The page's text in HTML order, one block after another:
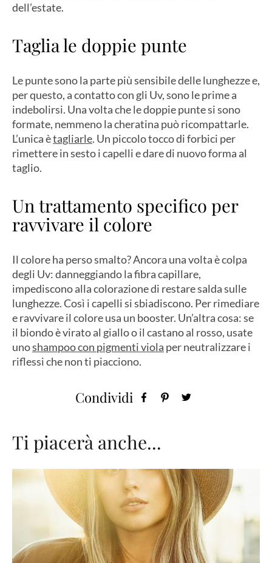
dell’estate.
Taglia le doppie punte
Le punte sono la parte più sensibile delle lunghezze e,
per questo, a contatto con gli Uv, sono le prime a
indebolirsi. Una volta che le doppie punte si sono
formate, nemmeno la cheratina può ricompattarle.
L’unica ètagliarle. Un piccolo tocco di forbici per
rimettere in sesto i capelli e dare di nuovo forma al
taglio.
Un trattamento specifico per
ravvivare il colore
Il colore ha perso smalto? Ancora una volta è colpa
degli Uv: danneggiando la fibra capillare,
impediscono alla colorazione di restare salda sulle
lunghezze. Così i capelli si sbiadiscono. Per rimediare
e ravvivare il colore usa un booster. Un’altra cosa: se
il biondo è virato al giallo o il castano al rosso, usate
unoshampoo con pigmenti viola per neutralizzare i
riflessi che non ti piacciono.
Condividi
Ti piacerà anche...